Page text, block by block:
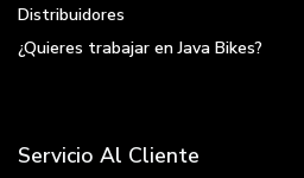
Distribuidores
¿Quieres trabajar en Java Bikes?
Servicio Al Cliente